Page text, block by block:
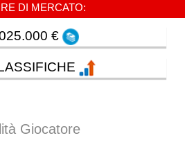
DI MERCATO:
€
Giocatore